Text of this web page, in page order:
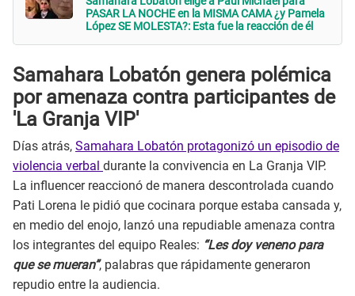
PASAR LA NOCHE en la MISMA CAMA ¿y Pamela
López SE MOLESTA?: Esta fue la reacción de él
Samahara Lobatón genera polémica
por amenaza contra participantes de
'La Granja VIP'
Días atrás, Samahara Lobatón protagonizó un episodio de
violencia verbal durante la convivencia en La Granja VIP.
La influencer reaccionó de manera descontrolada cuando
Pati Lorena le pidió que cocinara porque estaba cansada y,
en medio del enojo, lanzó una repudiable amenaza contra
los integrantes del equipo Reales: “Les doy veneno para
que se mueran”, palabras que rápidamente generaron
repudio entre la audiencia.